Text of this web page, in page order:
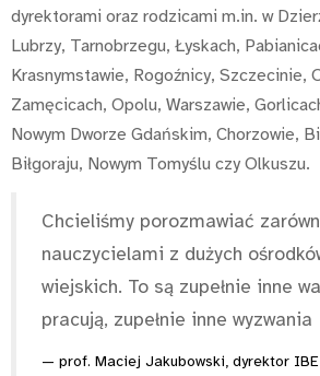
dyrektorami oraz rodzicami m.in. w
Lubrzy, Tarnobrzegu, Łyskach,
Krasnymstawie, Rogoźnicy, Szczecinie,
Zamęcicach, Opolu, Warszawie,
Nowym Dworze Gdańskim, Chorzowie,
Biłgoraju, Nowym Tomyślu czy Olkuszu.
Chcieliśmy porozmawiać
nauczycielami z dużych
wiejskich. To są zupełnie inne
pracują, zupełnie inne wyzwania
prof. Maciej Jakubowski, dyrektor